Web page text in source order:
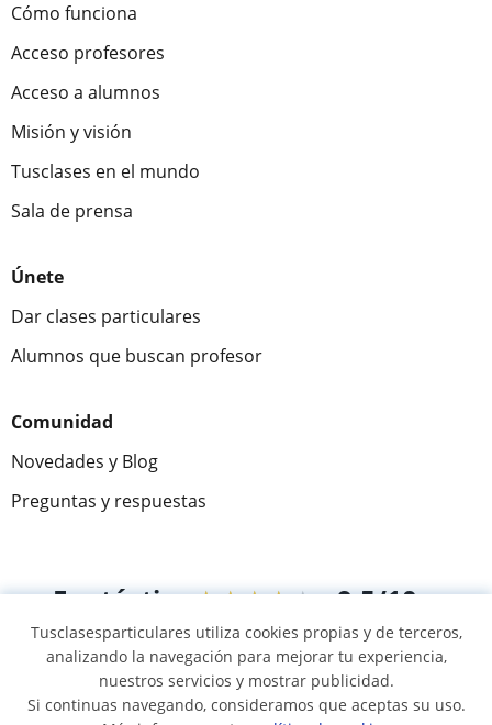
Cómo funciona
Acceso profesores
Acceso a alumnos
Misión y visión
Tusclases en el mundo
Sala de prensa
Únete
Dar clases particulares
Alumnos que buscan profesor
Comunidad
Novedades y Blog
Preguntas y respuestas
Fantástica★★★★★ 9,5/10
305883 opiniones de alumnos
© 2007 - 2026 Tusclasesparticulares.com.ec
Tusclasesparticulares utiliza cookies propias y de terceros,
analizando la navegación para mejorar tu experiencia,
nuestros servicios y mostrar publicidad.
Si continuas navegando, consideramos que aceptas su uso.